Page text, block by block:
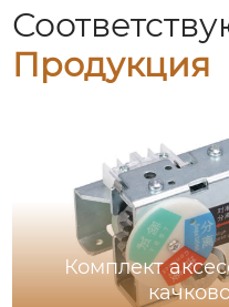
Продукция
Комплект